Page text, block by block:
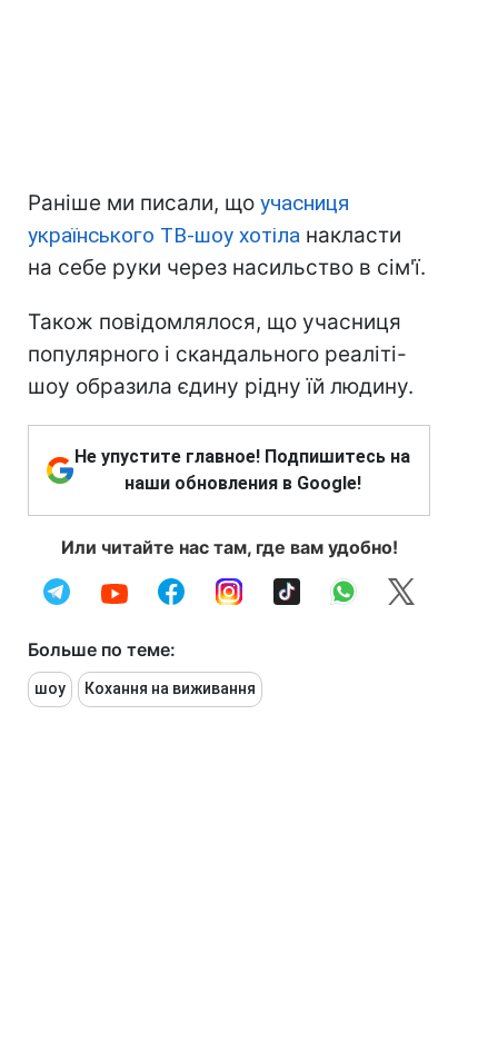
Раніше ми писали, що учасниця
українського ТВ-шоу хотіла накласти
на себе руки через насильство в сім'ї.
Також повідомлялося, що учасниця
популярного і скандального реаліті-
шоу образила єдину рідну їй людину.
Не упустите главное! Подпишитесь на
наши обновления в Google!
Или читайте нас там, где вам удобно!
Больше по теме:
шоу Кохання на виживання